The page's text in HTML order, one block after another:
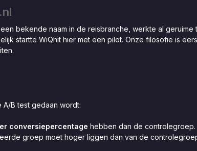
bekende naam in de reisbranche, werkte al geruime
startte WiQhit hier met een pilot. Onze filosofie is
B test gedaan wordt:
conversiepercentage hebben dan de controlegroep.
groep moet hoger liggen dan van de